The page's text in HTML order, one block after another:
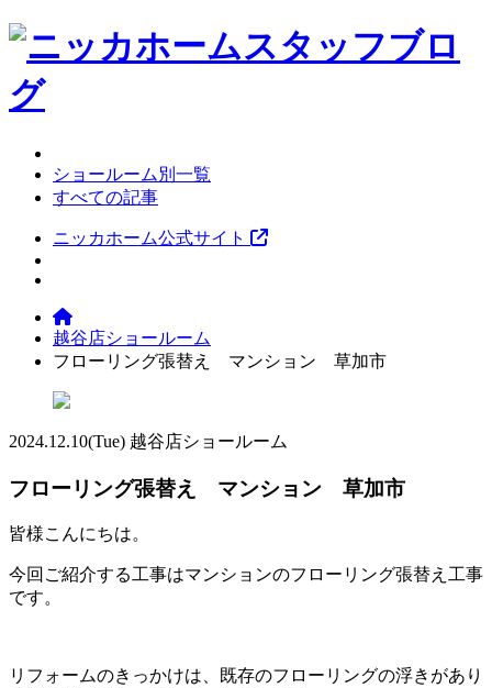
ショールーム別一覧
すべての記事
ニッカホーム公式サイト
越谷店ショールーム
フローリング張替え マンション 草加市
2024.12.10(Tue) 越谷店ショールーム
フローリング張替え マンション 草加市
皆様こんにちは。
今回ご紹介する工事はマンションのフローリング張替え工事
です。
リフォームのきっかけは、既存のフローリングの浮きがあり